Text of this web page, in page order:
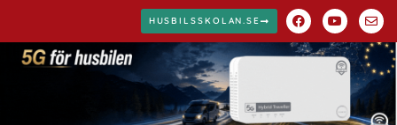
HUSBILSSKOLAN.SE